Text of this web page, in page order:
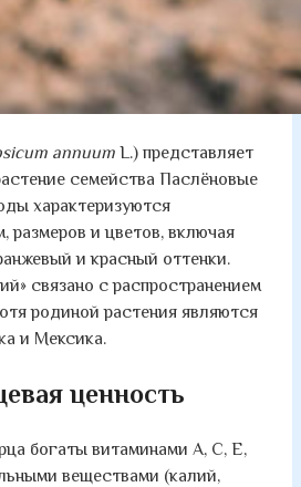
annuum L.) представляет
семейства Паслёновые
характеризуются
размеров и цветов, включая
и красный оттенки.
связано с распространением
родиной растения являются
и Мексика.
ценность
богаты витаминами A, C, E,
веществами (калий,